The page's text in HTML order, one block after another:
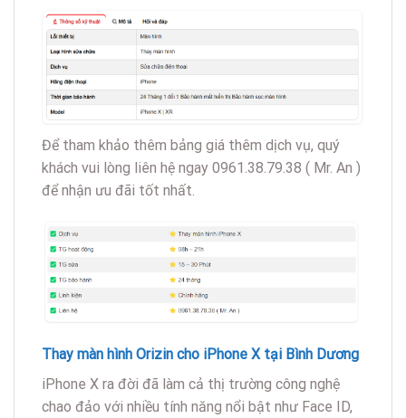
Để tham khảo thêm bảng giá thêm dịch vụ, quý
khách vui lòng liên hệ ngay 0961.38.79.38 ( Mr. An )
để nhận ưu đãi tốt nhất.
Thay màn hình Orizin cho iPhone X tại Bình Dương
iPhone X ra đời đã làm cả thị trường công nghệ
chao đảo với nhiều tính năng nổi bật như Face ID,